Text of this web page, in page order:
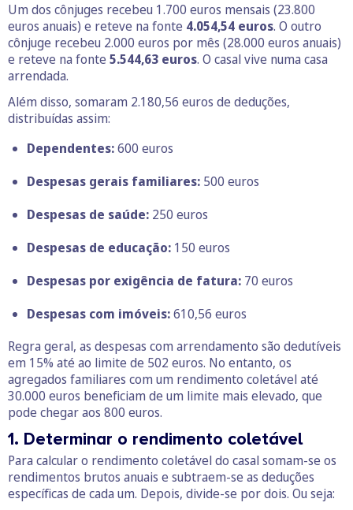
Um dos cônjuges recebeu 1.700 euros mensais (23.800
euros anuais) e reteve na fonte 4.054,54 euros. O outro
cônjuge recebeu 2.000 euros por mês (28.000 euros anuais)
e reteve na fonte 5.544,63 euros. O casal vive numa casa
arrendada.
Além disso, somaram 2.180,56 euros de deduções,
distribuídas assim:
Dependentes:600 euros
Despesas gerais familiares: 500 euros
Despesas de saúde: 250 euros
Despesas de educação: 150 euros
Despesas por exigência de fatura: 70 euros
Despesas com imóveis:610,56 euros
Regra geral, as despesas com arrendamento são dedutíveis
em 15% até ao limite de 502 euros. No entanto, os
agregados familiares com um rendimento coletável até
30.000 euros beneficiam de um limite mais elevado, que
pode chegar aos 800 euros.
1. Determinar o rendimento coletável
Para calcular o rendimento coletável do casal somam-se os
rendimentos brutos anuais e subtraem-se as deduções
específicas de cada um. Depois, divide-se por dois. Ou seja: